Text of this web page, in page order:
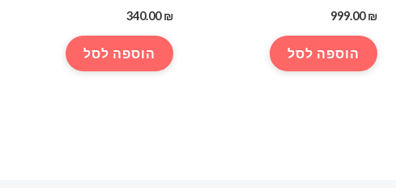
999.00₪
הוספה לסל
340.00₪
הוספה לסל